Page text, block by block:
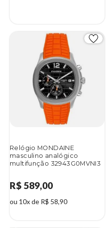
Relógio MONDAINE
masculino analógico
multifunção 32943G0MVNI3
R$ 589,00
ou 10x de R$ 58,90